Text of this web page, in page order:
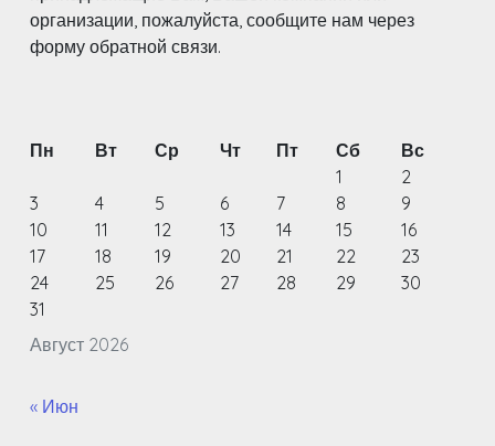
организации, пожалуйста, сообщите нам через
форму обратной связи.
Август 2026
Пн Вт Ср Чт Пт Сб
Вс
1
2
3
4 5 6 7 8
9
10
11 12 13 14 15
16
17
18 19 20 21 22
23
24
25 26 27 28 29
30
31
« Июн